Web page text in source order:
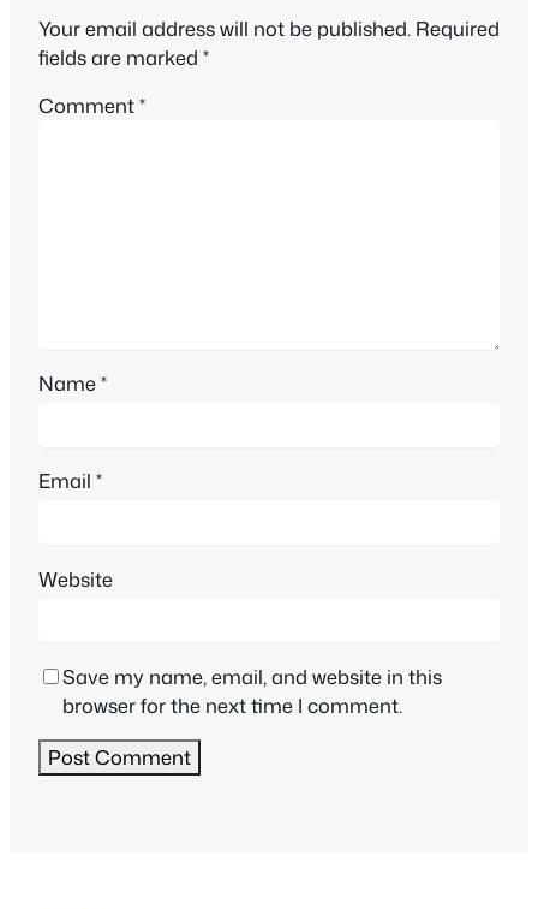
Your email address will not be published. Required
fields are marked *
Comment*
Name*
Email *
Website
Save my name, email, and website in this
browser for the next time I comment.